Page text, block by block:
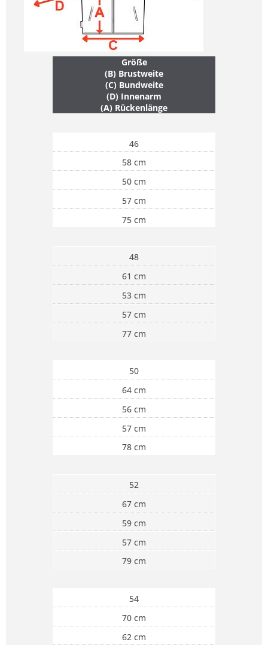
Größe
(B) Brustweite
(C) Bundweite
(D) Innenarm
(A) Rückenlänge
46
58 cm
50 cm
57 cm
75 cm
48
61 cm
53 cm
57 cm
77 cm
50
64 cm
56 cm
57 cm
78 cm
52
67 cm
59 cm
57 cm
79 cm
54
70 cm
62 cm